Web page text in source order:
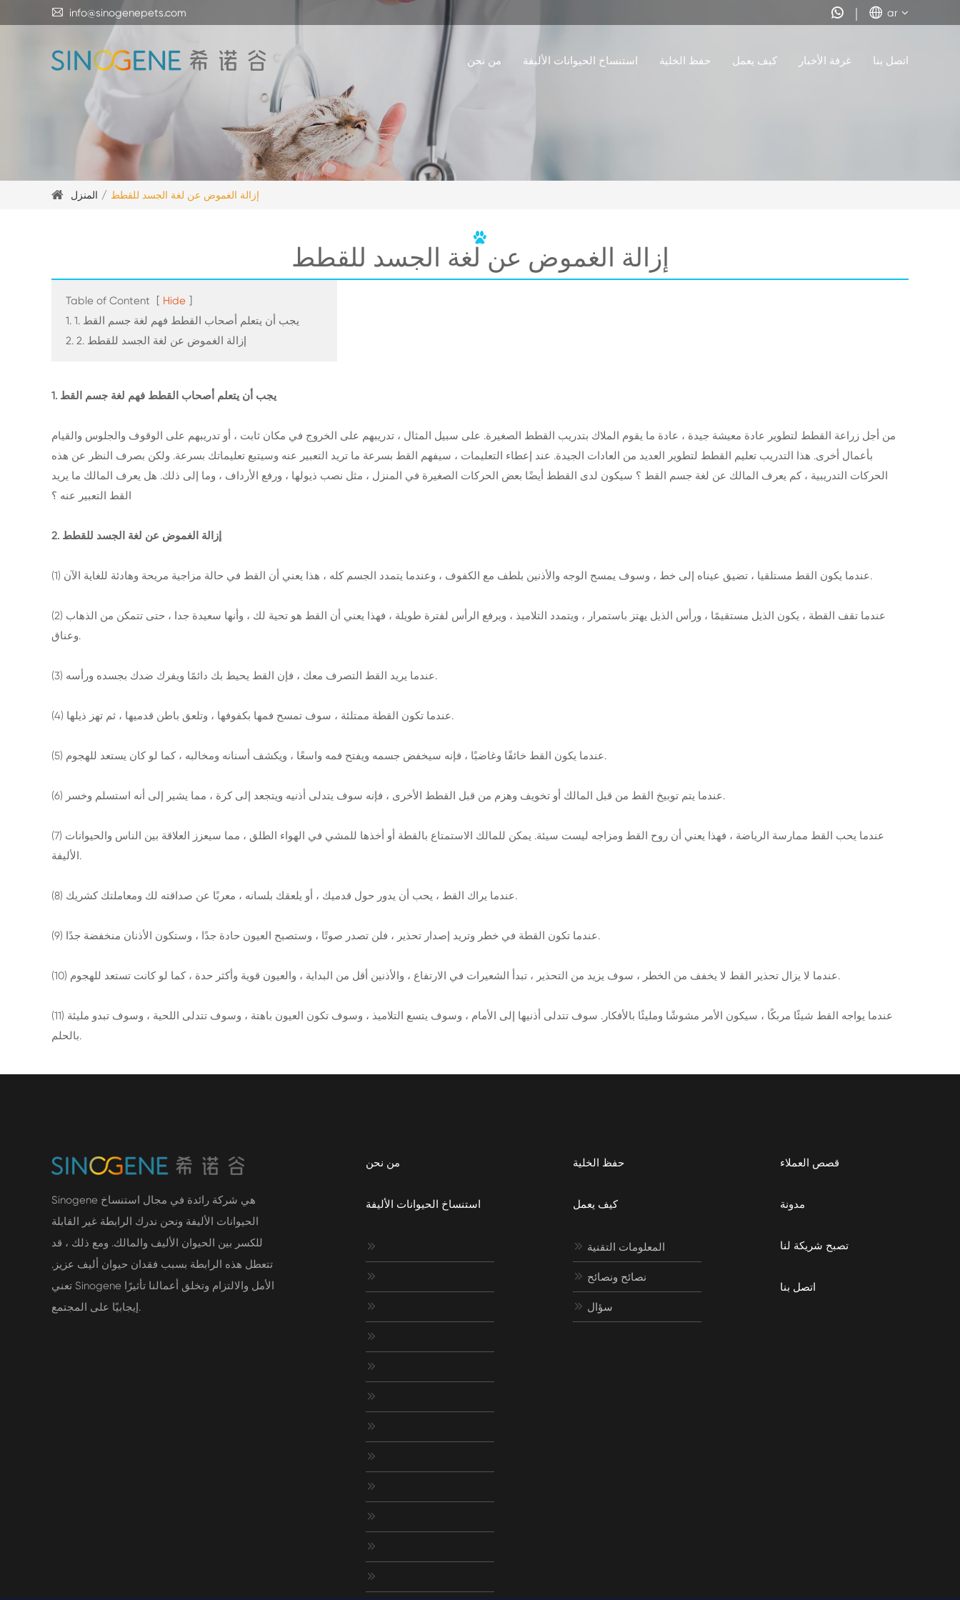
 info@sinogenepets.com   ar
من نحن استنساخ الحيوانات الأليفة حفظ الخلية كيف يعمل غرفة الأخبار اتصل بنا
المنزل إزالة الغموض عن لغة الجسد للقطط
إزالة الغموض عن لغة الجسد للقطط
Table of Content [ Hide ]
1. 1. يجب أن يتعلم أصحاب القطط فهم لغة جسم القط
2. 2. إزالة الغموض عن لغة الجسد للقطط
1. يجب أن يتعلم أصحاب القطط فهم لغة جسم القط
من أجل زراعة القطط لتطوير عادة معيشة جيدة ، عادة ما يقوم الملاك بتدريب القطط الصغيرة. على سبيل المثال ، تدريبهم على الخروج في مكان ثابت ، أو تدريبهم على الوقوف والجلوس والقيام
بأعمال أخرى. هذا التدريب تعليم القطط لتطوير العديد من العادات الجيدة. عند إعطاء التعليمات ، سيفهم القط بسرعة ما تريد التعبير عنه وسيتبع تعليماتك بسرعة. ولكن بصرف النظر عن هذه
الحركات التدريبية ، كم يعرف المالك عن لغة جسم القط ؟ سيكون لدى القطط أيضًا بعض الحركات الصغيرة في المنزل ، مثل نصب ذيولها ، ورفع الأرداف ، وما إلى ذلك. هل يعرف المالك ما يريد
القط التعبير عنه ؟
2. إزالة الغموض عن لغة الجسد للقطط
(1) عندما يكون القط مستلقيا ، تضيق عيناه إلى خط ، وسوف يمسح الوجه والأذنين بلطف مع الكفوف ، وعندما يتمدد الجسم كله ، هذا يعني أن القط في حالة مزاجية مريحة وهادئة للغاية الآن.
(2) عندما تقف القطة ، يكون الذيل مستقيمًا ، ورأس الذيل يهتز باستمرار ، ويتمدد التلاميذ ، ويرفع الرأس لفترة طويلة ، فهذا يعني أن القط هو تحية لك ، وأنها سعيدة جدا ، حتى تتمكن من الذهاب
وعناق.
(3) عندما يريد القط التصرف معك ، فإن القط يحيط بك دائمًا ويفرك ضدك بجسده ورأسه.
(4) عندما تكون القطة ممتلئة ، سوف تمسح فمها بكفوفها ، وتلعق باطن قدميها ، ثم تهز ذيلها.
(5) عندما يكون القط خائفًا وغاضبًا ، فإنه سيخفض جسمه ويفتح فمه واسعًا ، ويكشف أسنانه ومخالبه ، كما لو كان يستعد للهجوم.
(6) عندما يتم توبيخ القط من قبل المالك أو تخويف وهزم من قبل القطط الأخرى ، فإنه سوف يتدلى أذنيه ويتجعد إلى كرة ، مما يشير إلى أنه استسلم وخسر.
(7) عندما يحب القط ممارسة الرياضة ، فهذا يعني أن روح القط ومزاجه ليست سيئة. يمكن للمالك الاستمتاع بالقطة أو أخذها للمشي في الهواء الطلق ، مما سيعزز العلاقة بين الناس والحيوانات
الأليفة.
(8) عندما يراك القط ، يحب أن يدور حول قدميك ، أو يلعقك بلسانه ، معربًا عن صداقته لك ومعاملتك كشريك.
(9) عندما تكون القطة في خطر وتريد إصدار تحذير ، فلن تصدر صوتًا ، وستصبح العيون حادة جدًا ، وستكون الأذنان منخفضة جدًا.
(10) عندما لا يزال تحذير القط لا يخفف من الخطر ، سوف يزيد من التحذير ، تبدأ الشعيرات في الارتفاع ، والأذنين أقل من البداية ، والعيون قوية وأكثر حدة ، كما لو كانت تستعد للهجوم.
(11) عندما يواجه القط شيئًا مربكًا ، سيكون الأمر مشوشًا ومليئًا بالأفكار. سوف تتدلى أذنيها إلى الأمام ، وسوف يتسع التلاميذ ، وسوف تكون العيون باهتة ، وسوف تتدلى اللحية ، وسوف تبدو مليئة
بالحلم.
Sinogene هي شركة رائدة في مجال استنساخ
الحيوانات الأليفة ونحن ندرك الرابطة غير القابلة
للكسر بين الحيوان الأليف والمالك. ومع ذلك ، قد
تتعطل هذه الرابطة بسبب فقدان حيوان أليف عزيز.
تعني Sinogene الأمل والالتزام وتخلق أعمالنا تأثيرًا
إيجابيًا على المجتمع.
من نحن
استنساخ الحيوانات الأليفة












حفظ الخلية
كيف يعمل
 المعلومات التقنية
 نصائح ونصائح
 سؤال
قصص العملاء
مدونة
تصبح شريكة لنا
اتصل بنا